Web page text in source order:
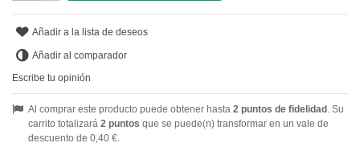
Añadir a la lista de deseos
Añadir al comparador
Escribe tu opinión
Al comprar este producto puede obtener hasta 2 puntos de fidelidad . Su
carrito totalizará 2 puntos que se puede(n) transformar en un vale de
descuento de 0,40 €.